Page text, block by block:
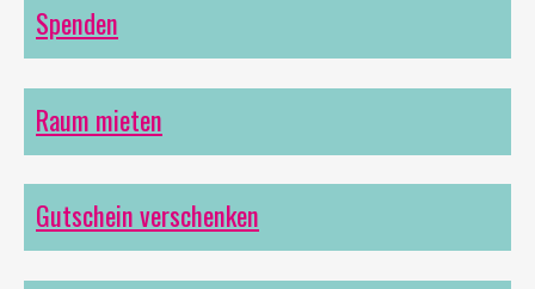
Spenden
Raum mieten
Gutschein verschenken